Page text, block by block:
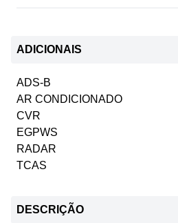
ADICIONAIS
ADS-B
AR CONDICIONADO
CVR
EGPWS
RADAR
TCAS
DESCRIÇÃO